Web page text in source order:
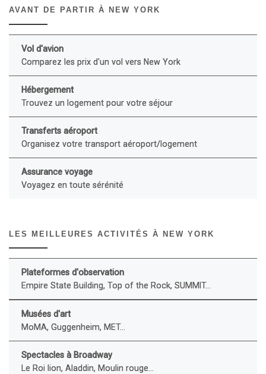
AVANT DE PARTIR À NEW YORK
Vol d'avion
Comparez les prix d'un vol vers New York
Hébergement
Trouvez un logement pour votre séjour
Transferts aéroport
Organisez votre transport aéroport/logement
Assurance voyage
Voyagez en toute sérénité
LES MEILLEURES ACTIVITÉS À NEW YORK
Plateformes d'observation
Empire State Building, Top of the Rock, SUMMIT...
Musées d'art
MoMA, Guggenheim, MET...
Spectacles à Broadway
Le Roi lion, Aladdin, Moulin rouge...